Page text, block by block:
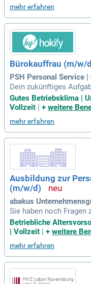
ng. Als wirtschaftlich
re
chen kontaktfreudige
orientierung,
neuen Job hilfst du
rst
zess. Zudem bist du
unden und sorgst für
atzplanung.
mehr erfahren
Bürokauffrau (m/w/
PSH Personal Service |
Dein zukünftiges
r Personalakten sowie
en Personalakte; Erste
Themen; Verwaltung von
Gutes Betriebsklima |
Vollzeit | + weitere
mehr erfahren
Ausbildung zur
(m/w/d)
abakus
Sie haben noch Fragen
n Sie uns einfach an –
Betriebliche
| Vollzeit
+ weitere
mehr erfahren